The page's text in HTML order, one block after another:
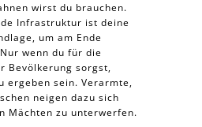
wirst du brauchen.
Infrastruktur ist deine
um am Ende
wenn du für die
Bevölkerung sorgst,
ergeben sein. Verarmte,
neigen dazu sich
Mächten zu unterwerfen.